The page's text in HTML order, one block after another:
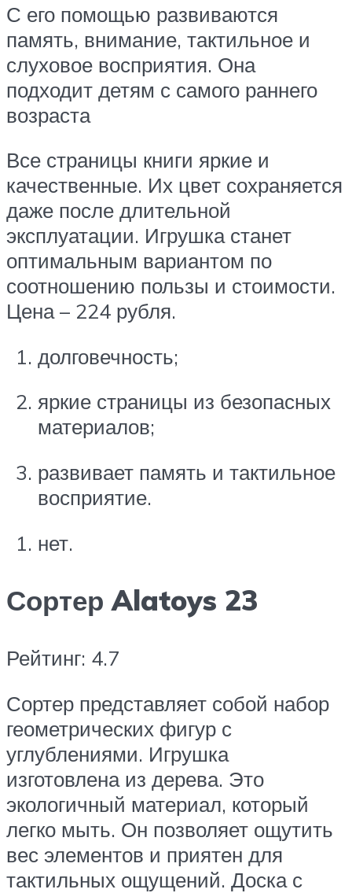
С его помощью развиваются
память, внимание, тактильное и
слуховое восприятия. Она
подходит детям с самого раннего
возраста
Все страницы книги яркие и
качественные. Их цвет сохраняется
даже после длительной
эксплуатации. Игрушка станет
оптимальным вариантом по
соотношению пользы и стоимости.
Цена – 224 рубля.
долговечность;
яркие страницы из безопасных
материалов;
развивает память и тактильное
восприятие.
нет.
Сортер Alatoys 23
Рейтинг: 4.7
Сортер представляет собой набор
геометрических фигур с
углублениями. Игрушка
изготовлена из дерева. Это
экологичный материал, который
легко мыть. Он позволяет ощутить
вес элементов и приятен для
тактильных ощущений. Доска с